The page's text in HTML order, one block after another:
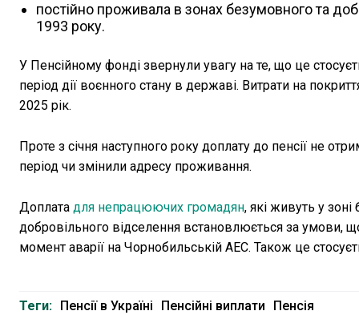
постійно проживала в зонах безумовного та
1993 року.
У Пенсійному фонді звернули увагу на те, що це
період дії воєнного стану в державі. Витрати на
2025 рік.
Проте з січня наступного року доплату до пенсії не
період чи змінили адресу проживання.
Доплата для непрацюючих громадян, які живуть у
добровільного відселення встановлюється за умови,
момент аварії на Чорнобильській АЕС. Також це
Теги: Пенсії в Україні Пенсійні виплати Пенсія